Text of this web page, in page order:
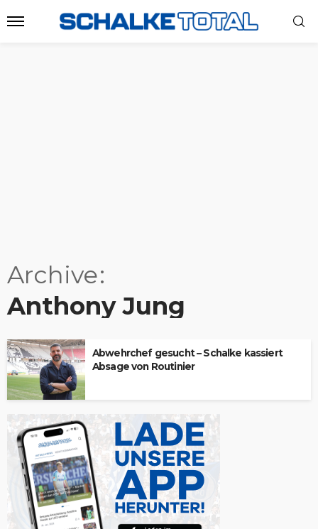
Archive
Anthony Jung
Abwehrchef gesucht – Schalke kassiert
Absage von Routinier